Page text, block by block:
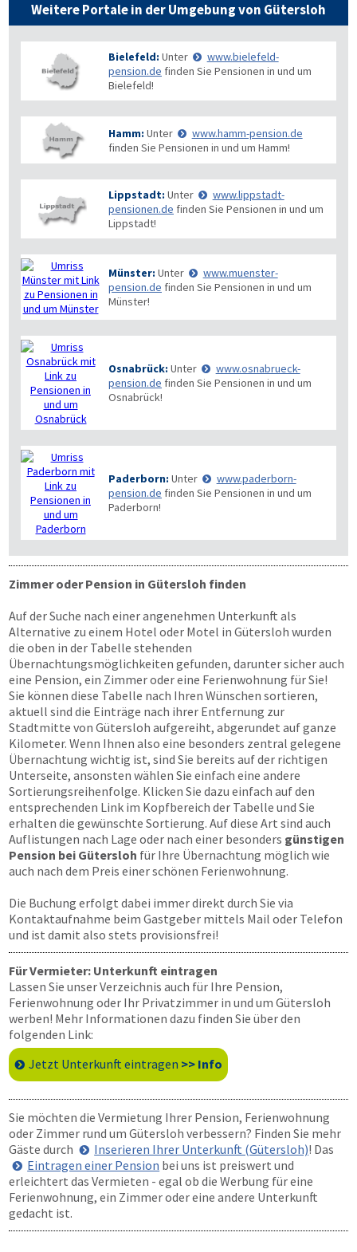
Weitere Portale in der Umgebung von Gütersloh
Bielefeld: Unter
www.bielefeld-
pension.de finden Sie Pensionen in und um
Bielefeld!
Hamm: Unter
www.hamm-pension.de
finden Sie Pensionen in und um Hamm!
Lippstadt: Unter
www.lippstadt-
pensionen.de finden Sie Pensionen in und um
Lippstadt!
Münster: Unter
www.muenster-
pension.de finden Sie Pensionen in und um
Münster!
Osnabrück: Unter
www.osnabrueck-
pension.de finden Sie Pensionen in und um
Osnabrück!
Paderborn: Unter
www.paderborn-
pension.de finden Sie Pensionen in und um
Paderborn!
Zimmer oder Pension in Gütersloh finden
Auf der Suche nach einer angenehmen Unterkunft als
Alternative zu einem Hotel oder Motel in Gütersloh wurden
die oben in der Tabelle stehenden
Übernachtungsmöglichkeiten gefunden, darunter sicher auch
eine Pension, ein Zimmer oder eine Ferienwohnung für Sie!
Sie können diese Tabelle nach Ihren Wünschen sortieren,
aktuell sind die Einträge nach ihrer Entfernung zur
Stadtmitte von Gütersloh aufgereiht, abgerundet auf ganze
Kilometer. Wenn Ihnen also eine besonders zentral gelegene
Übernachtung wichtig ist, sind Sie bereits auf der richtigen
Unterseite, ansonsten wählen Sie einfach eine andere
Sortierungsreihenfolge. Klicken Sie dazu einfach auf den
entsprechenden Link im Kopfbereich der Tabelle und Sie
erhalten die gewünschte Sortierung. Auf diese Art sind auch
Auflistungen nach Lage oder nach einer besonders günstigen
Pension bei Gütersloh für Ihre Übernachtung möglich wie
auch nach dem Preis einer schönen Ferienwohnung.
Die Buchung erfolgt dabei immer direkt durch Sie via
Kontaktaufnahme beim Gastgeber mittels Mail oder Telefon
und ist damit also stets provisionsfrei!
Für Vermieter: Unterkunft eintragen
Lassen Sie unser Verzeichnis auch für Ihre Pension,
Ferienwohnung oder Ihr Privatzimmer in und um Gütersloh
werben! Mehr Informationen dazu finden Sie über den
folgenden Link:
Jetzt Unterkunft eintragen >> Info
Sie möchten die Vermietung Ihrer Pension, Ferienwohnung
oder Zimmer rund um Gütersloh verbessern? Finden Sie mehr
Gäste durch
Inserieren Ihrer Unterkunft (Gütersloh)! Das
Eintragen einer Pension bei uns ist preiswert und
erleichtert das Vermieten - egal ob die Werbung für eine
Ferienwohnung, ein Zimmer oder eine andere Unterkunft
gedacht ist.